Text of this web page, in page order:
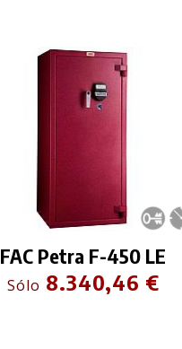
FAC Petra F-450 LE
Sólo 8.340,46 €